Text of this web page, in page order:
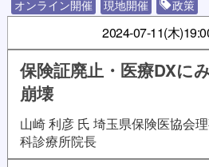
オンライン開催 現地開催 政策
2024-07-11(木)
保険証廃止・医療DXに
崩壊
山崎 利彦 氏 埼玉県保険医協会
科診療所院長